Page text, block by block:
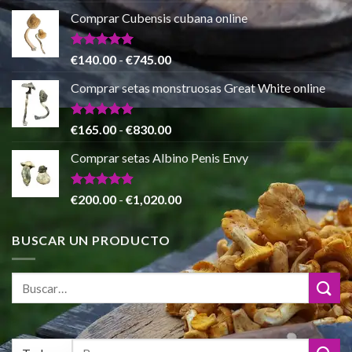
de 5
precio
original
era:
€80.00.
precio
actual
€55.00.
Comprar Cubensis cubana online
Valorado
con
5.00
de 5
€140.00-€745.00Rango
de
precios:
desde
€140.00
hasta
€745.00
Comprar setas monstruosas Great White online
Valorado
de 5
€165.00 - €830.00Rango
precios:
€165.00
€830.00
Comprar setas Albino Penis Envy
Valorado
€200.00 - €1,020.00Rango
precios:
desde
€200.00
BUSCAR UN PRODUCTO
Buscar